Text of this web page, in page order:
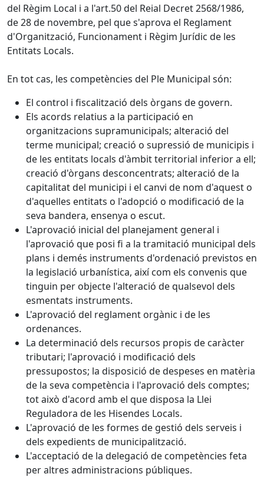
del Règim Local i a l'art.50 del Reial Decret 2568/1986,
de 28 de novembre, pel que s'aprova el Reglament
d'Organització, Funcionament i Règim Jurídic de les
Entitats Locals.
En tot cas, les competències del Ple Municipal són:
El control i fiscalització dels òrgans de govern.
Els acords relatius a la participació en
organitzacions supramunicipals; alteració del
terme municipal; creació o supressió de municipis i
de les entitats locals d'àmbit territorial inferior a ell;
creació d'òrgans desconcentrats; alteració de la
capitalitat del municipi i el canvi de nom d'aquest o
d'aquelles entitats o l'adopció o modificació de la
seva bandera, ensenya o escut.
L'aprovació inicial del planejament general i
l'aprovació que posi fi a la tramitació municipal dels
plans i demés instruments d'ordenació previstos en
la legislació urbanística, així com els convenis que
tinguin per objecte l'alteració de qualsevol dels
esmentats instruments.
L'aprovació del reglament orgànic i de les
ordenances.
La determinació dels recursos propis de caràcter
tributari; l'aprovació i modificació dels
pressupostos; la disposició de despeses en matèria
de la seva competència i l'aprovació dels comptes;
tot això d'acord amb el que disposa la Llei
Reguladora de les Hisendes Locals.
L'aprovació de les formes de gestió dels serveis i
dels expedients de municipalització.
L'acceptació de la delegació de competències feta
per altres administracions públiques.